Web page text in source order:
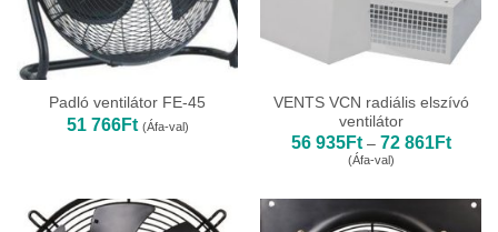
Padló ventilátor FE-45
51 766Ft (Áfa-val)
VENTS VCN radiális elszívó
ventilátor
56 935Ft – 72 861Ft
72
861Ft
(Áfa-val)